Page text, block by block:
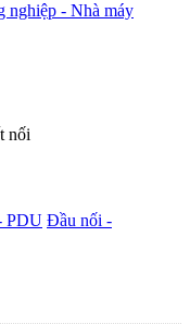
nghiệp - Nhà máy
PDU Đầu nối -